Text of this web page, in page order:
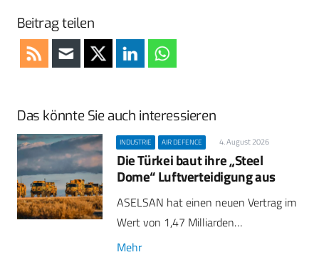
Beitrag teilen
Das könnte Sie auch interessieren
INDUSTRIE AIR DEFENCE 4. August 2026
Die Türkei baut ihre „Steel
Dome“ Luftverteidigung aus
ASELSAN hat einen neuen Vertrag im
Wert von 1,47 Milliarden…
Mehr